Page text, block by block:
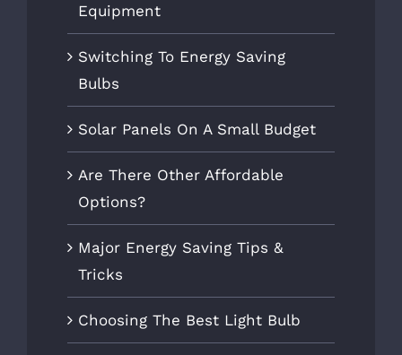
Equipment
Switching To Energy Saving
Bulbs
Solar Panels On A Small Budget
Are There Other Affordable
Options?
Major Energy Saving Tips &
Tricks
Choosing The Best Light Bulb